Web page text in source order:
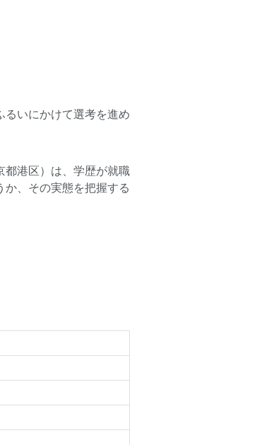
るいにかけて選考を進め
都港区）は、学歴が就職
、その実態を把握する